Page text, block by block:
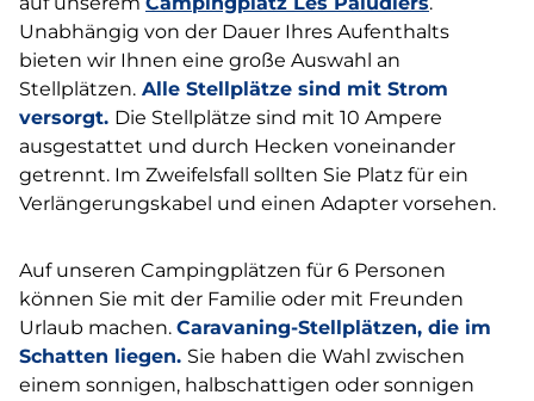
Unabhängig von der Dauer Ihres Aufenthalts
bieten wir Ihnen eine große Auswahl an
Stellplätzen. Alle Stellplätze sind mit Strom
versorgt. Die Stellplätze sind mit 10 Ampere
ausgestattet und durch Hecken voneinander
getrennt. Im Zweifelsfall sollten Sie Platz für ein
Verlängerungskabel und einen Adapter vorsehen.
Auf unseren Campingplätzen für 6 Personen
können Sie mit der Familie oder mit Freunden
Urlaub machen. Caravaning-Stellplätzen, die im
Schatten liegen. Sie haben die Wahl zwischen
einem sonnigen, halbschattigen oder sonnigen